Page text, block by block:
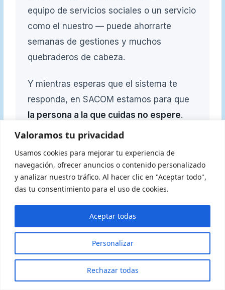
Valoramos tu privacidad
Usamos cookies para mejorar tu experiencia de
navegación, ofrecer anuncios o contenido personalizado
y analizar nuestro tráfico. Al hacer clic en "Aceptar todo",
das tu consentimiento para el uso de cookies.
Personalizar
Rechazar todas
Aceptar todas
equipo de servicios sociales o un servicio
como el nuestro — puede ahorrarte
semanas de gestiones y muchos
quebraderos de cabeza.
Y mientras esperas que el sistema te
responda, en SACOM estamos para que
la persona a la que cuidas no espere.
Fuente:Decreto ley de medidas urgentes en el
ámbito de la dependencia, publicado en el
DOGC el 28 de abril de 2026 y validado
posteriormente por el Parlament de Catalunya.
Información oficial: Generalitat de Catalunya,
Pla Cura
Dependencia Cataluña
Ley de dependencia 2026
¿Necesitas ayuda para un
Respondemos en menos de 2h · Gratis